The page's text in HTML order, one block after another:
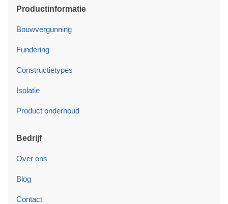
Productinformatie
Bouwvergunning
Fundering
Constructietypes
Isolatie
Product onderhoud
Bedrijf
Over ons
Blog
Contact